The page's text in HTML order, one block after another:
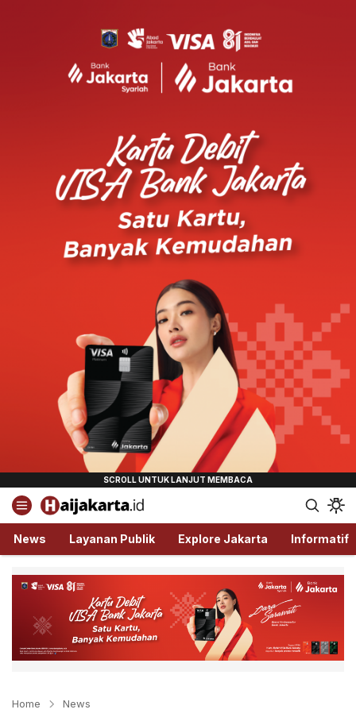
Haijakarta.id
Semua Tentang Jakarta Ada Disini!
News Layanan Publik Explore Jakarta Informatif
Home News